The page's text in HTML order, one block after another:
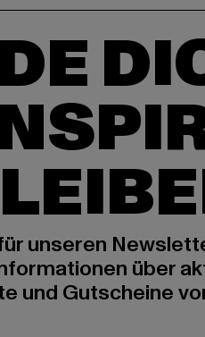
unseren
über
und Gutscheine